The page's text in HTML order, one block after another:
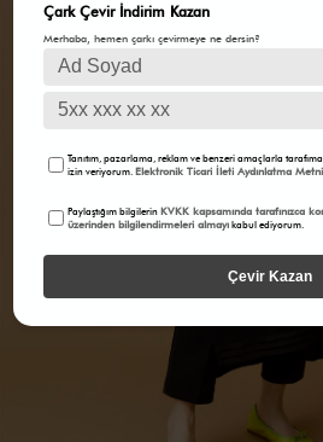
Çark Çevir İndirim Kazan
Merhaba, hemen çarkı çevirmeye ne dersin?
Tanıtım, pazarlama, reklam ve benzeri amaçlarla
izin veriyorum.Elektronik Ticari İleti Aydınlatma Metni
Paylaştığım bilgilerinKVKK kapsamında tarafınızca
üzerinden bilgilendirmeleri almayı kabul ediyorum.
Çevir Kazan